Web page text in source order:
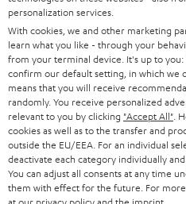
Einzelne Speaker wie den
Drei-Wege PA-Anlagen wie der
HIFI TOWER
Passive Stereolautsprecher mit
THEATER 500
Einige unserer Sound-Anlagen lassen
mit einem zusätzlichenSubwooferzur
ausbauen.
High Fidelity im
Zugegeben: Für Standard-
eher ungeeignet. Doch sind deine
SOUNDBARS
STEREO
SMART HOME
BLUETOOTH-LAUTSPRECHER
KOPFHÖRER
BLUETOOTH-KOPFHÖRER
PRESSE & MARKETING
GESCHÄFTSKUNDEN
PARTNERPROGRAMM
BLOG
NEWSLETTER
DEUTSCHLAND
ÖSTERREICH
SCHWEIZ
NIEDERLANDE
personalization services.
With cookies, we and other marketing
learn what you like - through your
from your terminal device. It's up to you:
confirm our default setting, in which we
means that you will receive
randomly. You receive personalized
relevant to you by clicking "Accept All" .
cookies as well as to the transfer and
outside the EU/EEA. For an individual
deactivate each category individually
You can adjust all consents at any time
them with effect for the future. For